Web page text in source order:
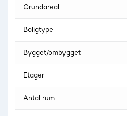
Grundareal
Boligtype
Bygget/ombygget
Etager
Antal rum